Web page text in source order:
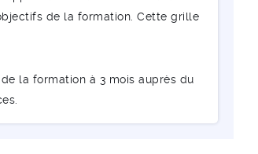
de la formation. Cette grille
la formation à 3 mois auprès du